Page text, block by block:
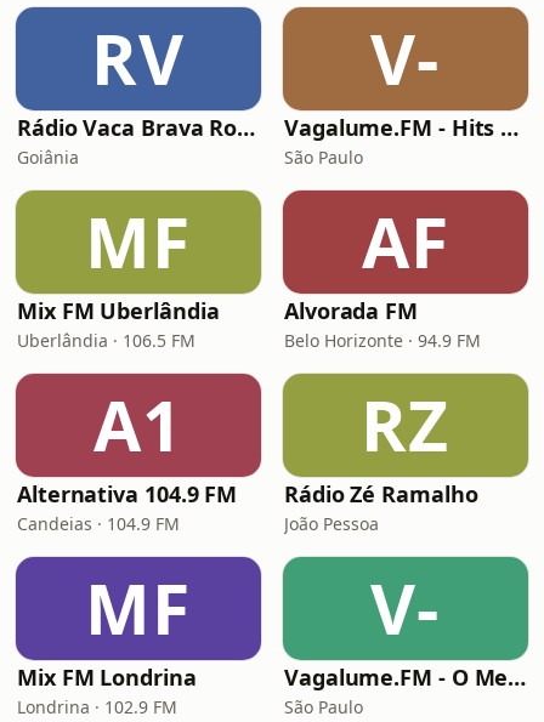
RV
Rádio Vaca Brava Rock
Goiânia
V-
Vagalume.FM - Hits Anos 80
São Paulo
MF
Mix FM Uberlândia
Uberlândia · 106.5 FM
AF
Alvorada FM
Belo Horizonte · 94.9 FM
A1
Alternativa 104.9 FM
Candeias · 104.9 FM
RZ
Rádio Zé Ramalho
João Pessoa
MF
Mix FM Londrina
Londrina · 102.9 FM
V-
Vagalume.FM - O Melhor de Skank
São Paulo